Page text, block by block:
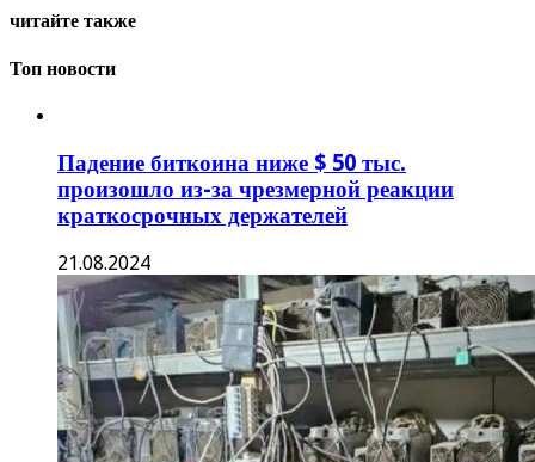
читайте также
Топ новости
Падение биткоина ниже $ 50 тыс.
произошло из-за чрезмерной реакции
краткосрочных держателей
21.08.2024